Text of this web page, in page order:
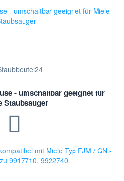
- umschaltbar geeignet für
Staubsauger